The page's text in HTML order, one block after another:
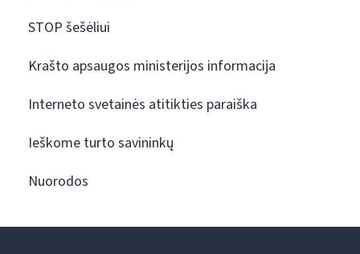
STOP šešėliui
Krašto apsaugos ministerijos informacija
Interneto svetainės atitikties paraiška
Ieškome turto savininkų
Nuorodos